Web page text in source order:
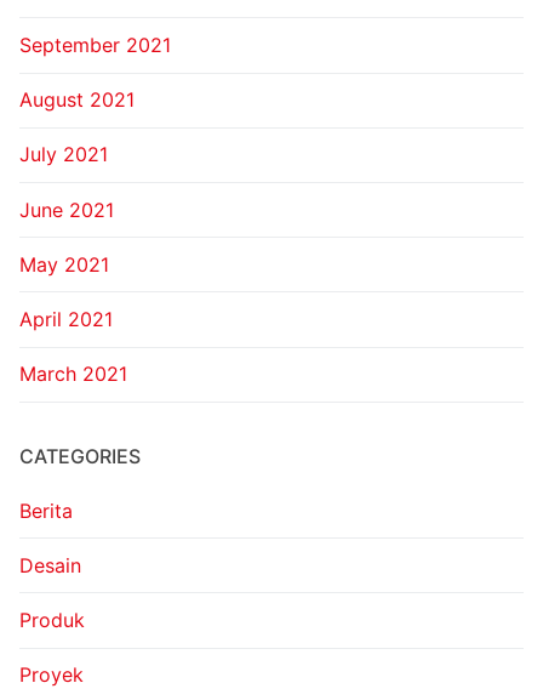
September 2021
August 2021
July 2021
June 2021
May 2021
April 2021
March 2021
CATEGORIES
Berita
Desain
Produk
Proyek